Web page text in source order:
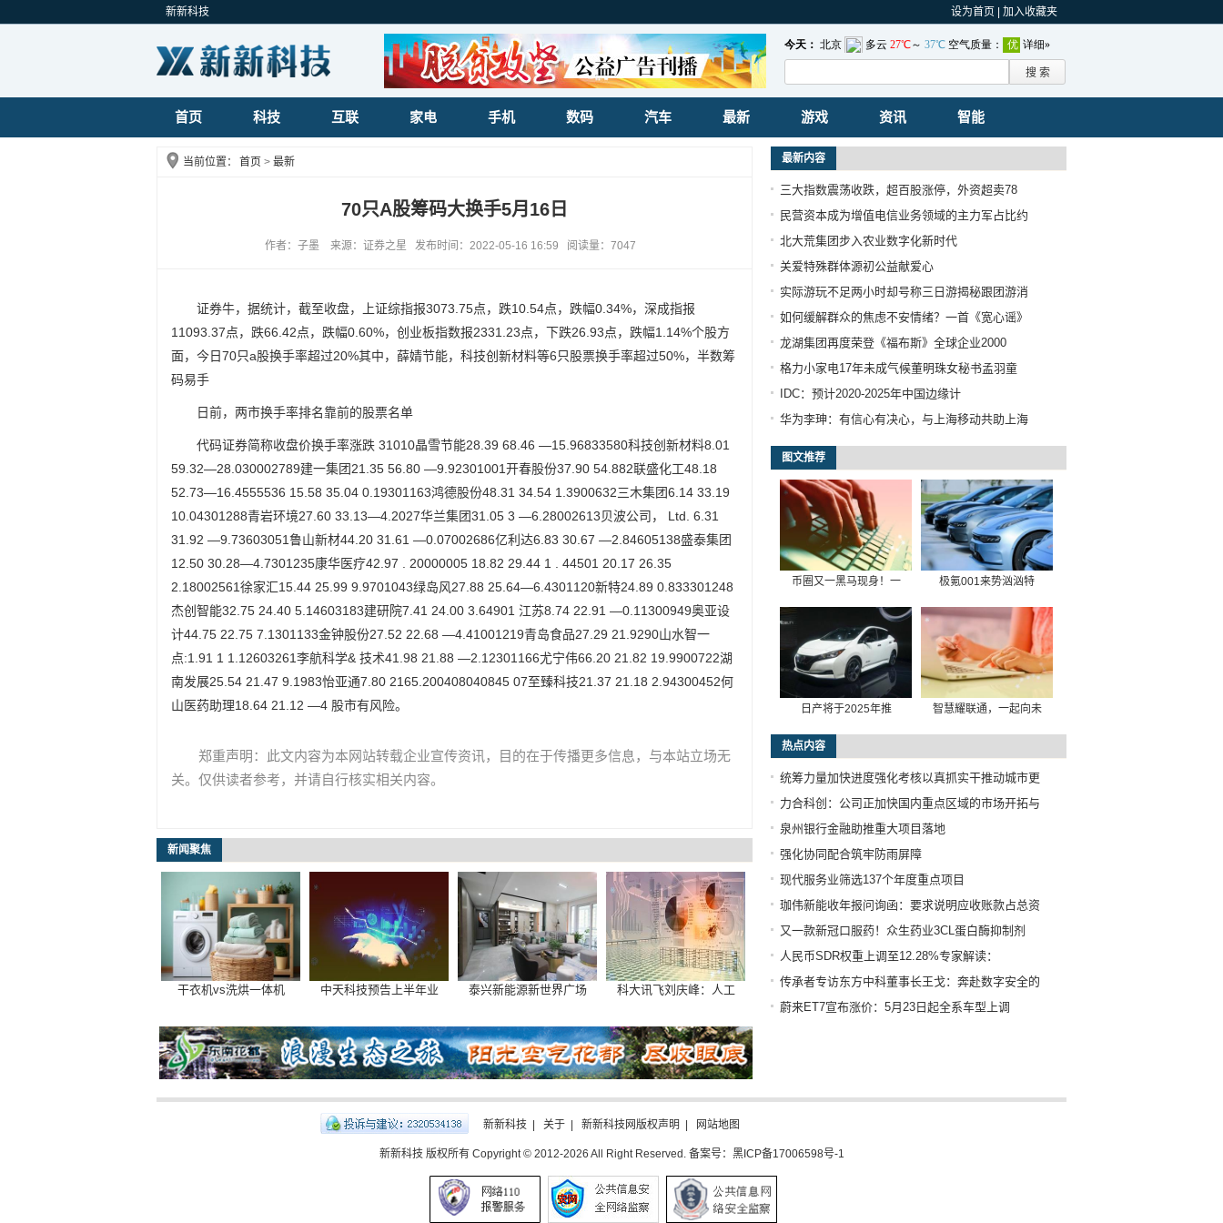
新新科技 设为首页 加入收藏夹
首页 科技 互联 家电 手机 数码 汽车 最新 游戏 资讯 智能
当前位置： 首页 > 最新
70只A股筹码大换手5月16日
作者：子墨 来源：证券之星 发布时间：2022-05-16 16:59 阅读量：7047
证券牛，据统计，截至收盘，上证综指报3073.75点，跌10.54点，跌幅0.34%，深成指报
11093.37点，跌66.42点，跌幅0.60%，创业板指数报2331.23点，下跌26.93点，跌幅1.14%个股方
面，今日70只a股换手率超过20%其中，薛婧节能，科技创新材料等6只股票换手率超过50%，半数筹
码易手
日前，两市换手率排名靠前的股票名单
代码证券简称收盘价换手率涨跌 31010晶雪节能28.39 68.46 —15.96833580科技创新材料8.01
59.32—28.030002789建一集团21.35 56.80 —9.92301001开春股份37.90 54.882联盛化工48.18
52.73—16.4555536 15.58 35.04 0.19301163鸿德股份48.31 34.54 1.3900632三木集团6.14 33.19
10.04301288青岩环境27.60 33.13—4.2027华兰集团31.05 3 —6.28002613贝波公司， Ltd. 6.31
31.92 —9.73603051鲁山新材44.20 31.61 —0.07002686亿利达6.83 30.67 —2.84605138盛泰集团
12.50 30.28—4.7301235康华医疗42.97 . 20000005 18.82 29.44 1 . 44501 20.17 26.35
2.18002561徐家汇15.44 25.99 9.9701043绿岛风27.88 25.64—6.4301120新特24.89 0.833301248
杰创智能32.75 24.40 5.14603183建研院7.41 24.00 3.64901 江苏8.74 22.91 —0.11300949奥亚设
计44.75 22.75 7.1301133金钟股份27.52 22.68 —4.41001219青岛食品27.29 21.9290山水智一
点:1.91 1 1.12603261李航科学& 技术41.98 21.88 —2.12301166尤宁伟66.20 21.82 19.9900722湖
南发展25.54 21.47 9.1983怡亚通7.80 2165.200408040845 07至臻科技21.37 21.18 2.94300452何
山医药助理18.64 21.12 —4 股市有风险。
郑重声明：此文内容为本网站转载企业宣传资讯，目的在于传播更多信息，与本站立场无
关。仅供读者参考，并请自行核实相关内容。
新闻聚焦
干衣机vs洗烘一体机 中天科技预告上半年业 泰兴新能源新世界广场 科大讯飞刘庆峰：人工
最新内容
三大指数震荡收跌，超百股涨停，外资超卖78
民营资本成为增值电信业务领域的主力军占比约
北大荒集团步入农业数字化新时代
关爱特殊群体源初公益献爱心
实际游玩不足两小时却号称三日游揭秘跟团游消
如何缓解群众的焦虑不安情绪？一首《宽心谣》
龙湖集团再度荣登《福布斯》全球企业2000
格力小家电17年未成气候董明珠女秘书孟羽童
IDC：预计2020-2025年中国边缘计
华为李珅：有信心有决心，与上海移动共助上海
图文推荐
币圈又一黑马现身！一 极氪001来势汹汹特
日产将于2025年推 智慧耀联通，一起向未
热点内容
统筹力量加快进度强化考核以真抓实干推动城市更
力合科创：公司正加快国内重点区域的市场开拓与
泉州银行金融助推重大项目落地
强化协同配合筑牢防雨屏障
现代服务业筛选137个年度重点项目
珈伟新能收年报问询函：要求说明应收账款占总资
又一款新冠口服药！众生药业3CL蛋白酶抑制剂
人民币SDR权重上调至12.28%专家解读：
传承者专访东方中科董事长王戈：奔赴数字安全的
蔚来ET7宣布涨价：5月23日起全系车型上调
新新科技 关于 新新科技网版权声明 网站地图
新新科技 版权所有 Copyright © 2012-2026 All Right Reserved. 备案号：黑ICP备17006598号-1